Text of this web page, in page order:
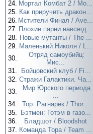
24. Мортал Комбат 2 / Mo...
25. Как приручить дракон...
26. Мстители Финал / Ave...
27. Плохие парни навсегд...
28. Новые мутанты / The ...
29. Маленький Николя / L...
30.
Отряд самоубийц:
Мис...
31.
Бойцовский клуб / Fi...
32. Стражи Галактики. Ча...
33.
Мир Юрского периода
...
34.
Тор: Рагнарёк / Thor...
35.
Бэтмен: Готэм в газо...
36.
Бладшот / Bloodshot
37. Команда Тора / Team ...